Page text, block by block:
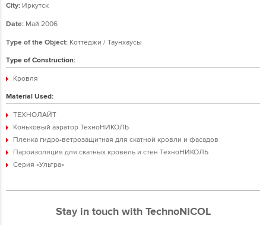
City: Иркутск
Date: Май 2006
Type of the Object: Коттеджи / Таунхаусы
Type of Construction:
Кровля
Material Used:
ТЕХНОЛАЙТ
Коньковый аэратор ТехноНИКОЛЬ
Пленка гидро-ветрозащитная для скатной кровли и фасадов
Пароизоляция для скатных кровель и стен ТехноНИКОЛЬ
Серия «Ультра»
Stay in touch with TechnoNICOL